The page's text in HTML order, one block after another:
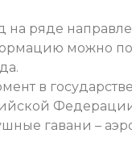
ряде
можно
в
гавани –